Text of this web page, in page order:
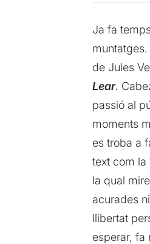
Ja fa
de Jules
Lear.
passió al
moments
es troba a
text com la
la qual
acurades
llibertat
esperar, fa